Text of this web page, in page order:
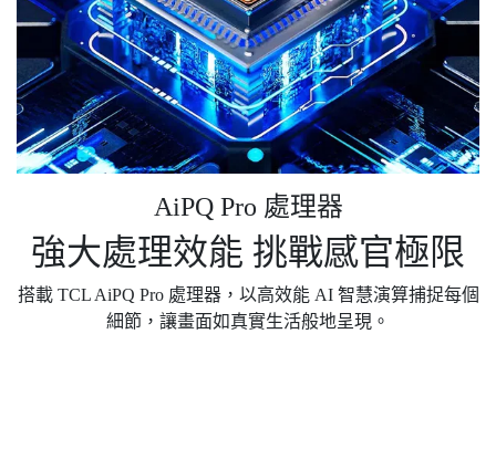
AiPQ Pro 處理器
強大處理效能 挑戰感官極限
搭載 TCL AiPQ Pro 處理器，以高效能 AI 智慧演算捕捉每個
細節，讓畫面如真實生活般地呈現。